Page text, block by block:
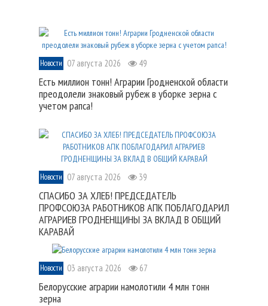
Новости 07 августа 2026 49
Есть миллион тонн! Аграрии Гродненской области
преодолели знаковый рубеж в уборке зерна с
учетом рапса!
Новости 07 августа 2026 39
СПАСИБО ЗА ХЛЕБ! ПРЕДСЕДАТЕЛЬ
ПРОФСОЮЗА РАБОТНИКОВ АПК ПОБЛАГОДАРИЛ
АГРАРИЕВ ГРОДНЕНЩИНЫ ЗА ВКЛАД В ОБЩИЙ
КАРАВАЙ
Новости 03 августа 2026 67
Белорусские аграрии намолотили 4 млн тонн
зерна